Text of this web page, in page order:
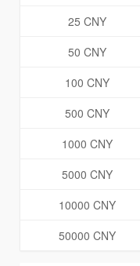
25 CNY
50 CNY
100 CNY
500 CNY
1000 CNY
5000 CNY
10000 CNY
50000 CNY